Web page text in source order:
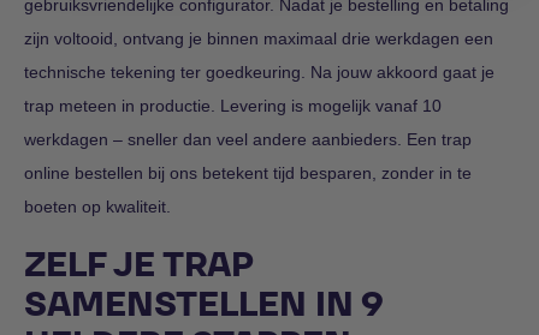
gebruiksvriendelijke configurator. Nadat je bestelling en betaling
zijn voltooid, ontvang je binnen maximaal drie werkdagen een
technische tekening ter goedkeuring. Na jouw akkoord gaat je
trap meteen in productie. Levering is mogelijk vanaf 10
werkdagen – sneller dan veel andere aanbieders. Een trap
online bestellen bij ons betekent tijd besparen, zonder in te
boeten op kwaliteit.
ZELF JE TRAP
SAMENSTELLEN IN 9